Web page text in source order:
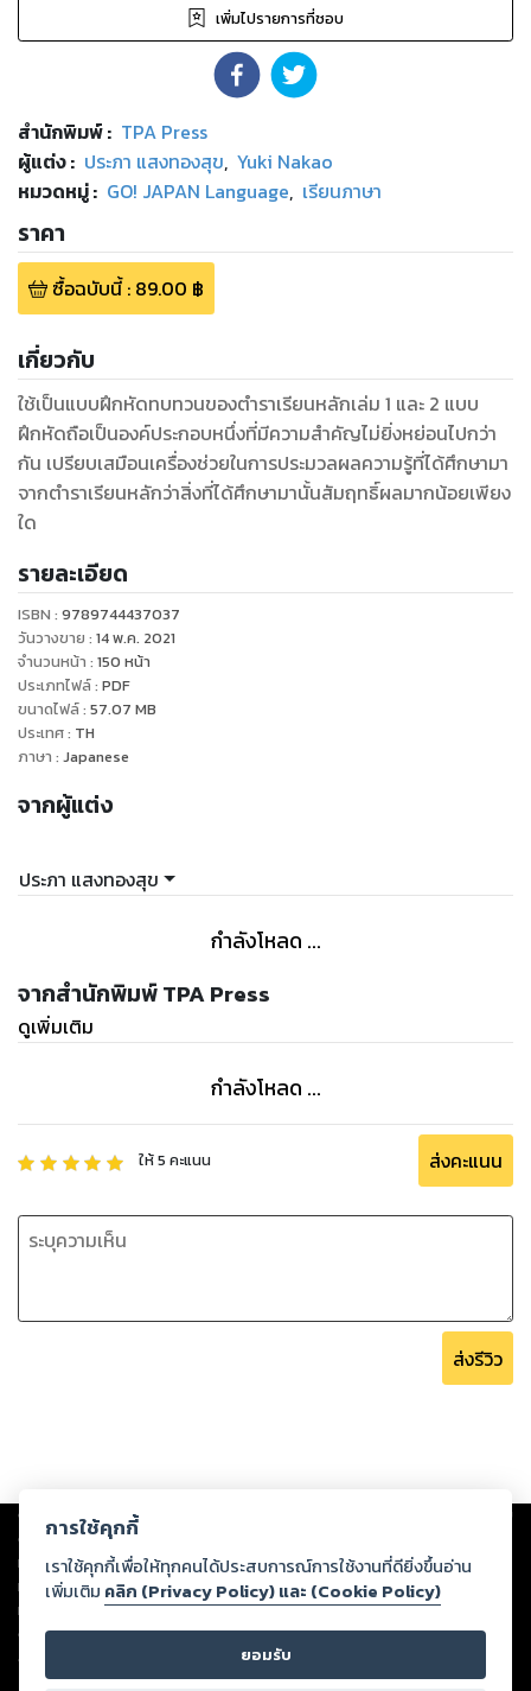
เพิ่มไปรายการที่ชอบ
สำนักพิมพ์: TPA Press
ผู้แต่ง : ประภา แสงทองสุข, Yuki Nakao
หมวดหมู่: GO! JAPAN Language, เรียนภาษา
ราคา
ซื้อฉบับนี้: 89.00 ฿
เกี่ยวกับ
ใช้เป็นแบบฝึกหัดทบทวนของตำราเรียนหลักเล่ม 1 และ 2 แบบ
ฝึกหัดถือเป็นองค์ประกอบหนึ่งที่มีความสำคัญไม่ยิ่งหย่อนไปกว่า
กัน เปรียบเสมือนเครื่องช่วยในการประมวลผลความรู้ที่ได้ศึกษามา
จากตำราเรียนหลักว่าสิ่งที่ได้ศึกษามานั้นสัมฤทธิ์ผลมากน้อยเพียง
ใด
รายละเอียด
ISBN : 9789744437037
วันวางขาย : 14 พ.ค. 2021
จำนวนหน้า : 150 หน้า
ประเภทไฟล์: PDF
ขนาดไฟล์: 57.07 MB
ประเทศ: TH
ภาษา : Japanese
จากผู้แต่ง
ประภา แสงทองสุข
กำลังโหลด ...
จากสำนักพิมพ์ TPA Press
ดูเพิ่มเติม
กำลังโหลด ...
ให้5 คะแนน ส่งคะแนน
ส่งรีวิว
Copyright © 2026
ต่อผลงานหรือเนื้อหาใดที่อัปโหลดผ่านเว็บไซต์และปรากฏว่าละเมิดสิทธิใน
ทรัพย์สินทางปัญญาของบุคคลอื่นหรือขัดต่อกฎหมายและศีลธรรม ดังนั้น ผู้อ่าน
ทุกท่านโปรดใช้วิจารณญาณในการกลั่นกรองด้วยตนเอง และหากท่านพบว่าส่วน
หนึ่งส่วนใดขัดต่อกฎหมายและศีลธรรม กรุณาแจ้งมายังบริษัท เพื่อทีมงานจะได้
ดำเนินการในทันที ทั้งนี้ ทางสตอรี่ล็อกขอสงวนลิขสิทธิ์ตามพระราชบัญญัติ
ลิขสิทธิ์ พ.ศ. 2537 (ฉบับล่าสุด)
การใช้คุกกี้
เราใช้คุกกี้เพื่อให้ทุกคนได้ประสบการณ์การใช้งานที่ดียิ่งขึ้นอ่าน
เพิ่มเติม คลิก (Privacy Policy) และ (Cookie Policy)
ยอมรับ